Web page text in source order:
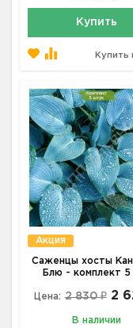
Купить
Купить
Акция
Саженцы хосты
Блю - комплект
Цена: 2 830 ₽ 2
В наличии